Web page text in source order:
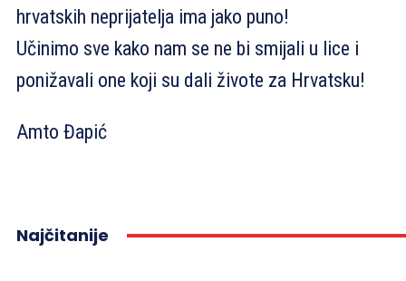
hrvatskih neprijatelja ima jako puno!
Učinimo sve kako nam se ne bi smijali u lice i
ponižavali one koji su dali živote za Hrvatsku!
Amto Đapić
Najčitanije